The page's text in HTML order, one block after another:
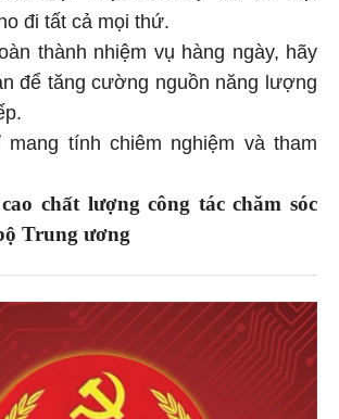
đi tất cả mọi thứ.
thành nhiệm vụ hàng ngày, hãy
để tăng cường nguồn năng lượng
mang tính chiêm nghiệm và tham
chất lượng công tác chăm sóc
Trung ương